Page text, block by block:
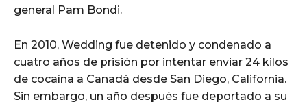
general Pam Bondi.
En 2010, Wedding fue detenido y condenado a
cuatro años de prisión por intentar enviar 24 kilos
de cocaína a Canadá desde San Diego, California.
Sin embargo, un año después fue deportado a su